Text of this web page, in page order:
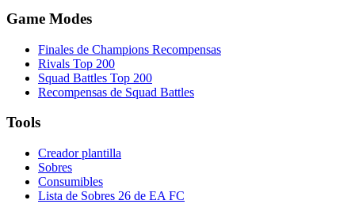
Game Modes
Finales de Champions Recompensas
Rivals Top 200
Squad Battles Top 200
Recompensas de Squad Battles
Tools
Creador plantilla
Sobres
Consumibles
Lista de Sobres 26 de EA FC